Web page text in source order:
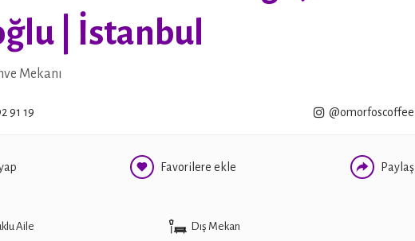
| İstanbul
Mekanı
91 19 @omorfoscoffee
Favorilere ekle Paylaş
TWITTER
Aile Dış Mekan